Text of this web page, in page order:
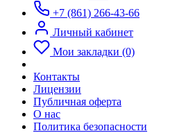
+7 (861) 266-43-66
Личный кабинет
Мои закладки (0)
Контакты
Лицензии
Публичная оферта
О нас
Политика безопасности